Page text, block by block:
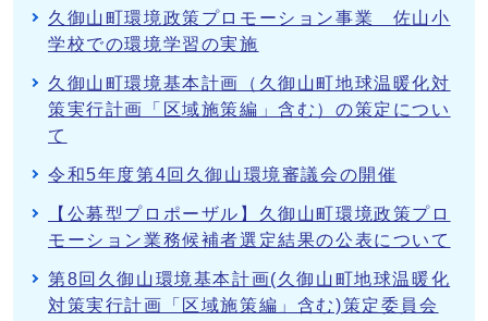
久御山町環境政策プロモーション事業 佐山小
学校での環境学習の実施
久御山町環境基本計画（久御山町地球温暖化対
策実行計画「区域施策編」含む）の策定につい
て
令和5年度第4回久御山環境審議会の開催
【公募型プロポーザル】久御山町環境政策プロ
モーション業務候補者選定結果の公表について
第8回久御山環境基本計画(久御山町地球温暖化
対策実行計画「区域施策編」含む)策定委員会